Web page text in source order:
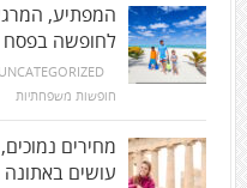
לחופשה בפסח
UNCATEGORIZED
חופשות משפחתיות
מחירים
עושים